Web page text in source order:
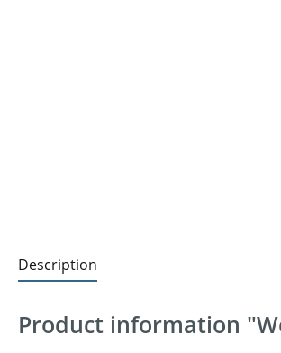
Description
Product information